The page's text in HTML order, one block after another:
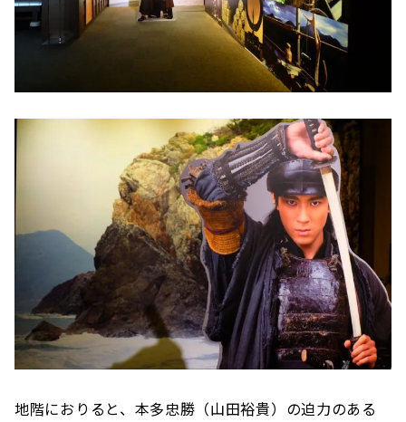
地階におりると、本多忠勝（山田裕貴）の迫力のある